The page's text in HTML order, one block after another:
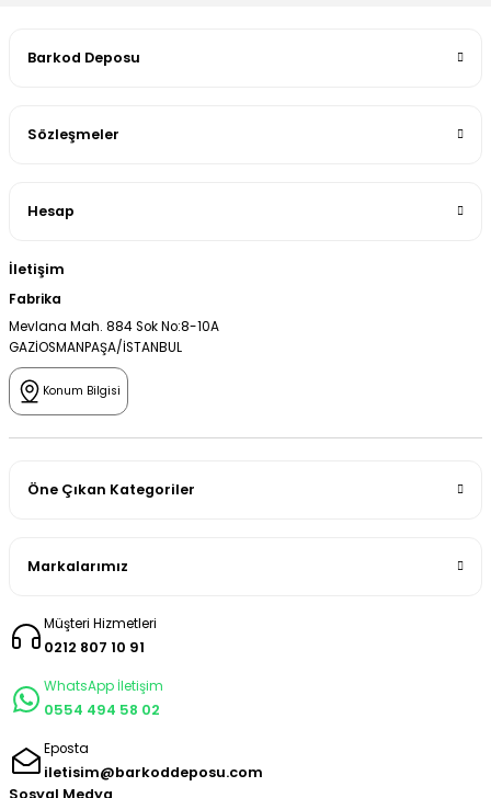
Barkod Deposu
Sözleşmeler
Hesap
İletişim
Fabrika
Mevlana Mah. 884 Sok No:8-10A
GAZİOSMANPAŞA/İSTANBUL
Konum Bilgisi
Öne Çıkan Kategoriler
Markalarımız
Müşteri Hizmetleri
0212 807 10 91
WhatsApp İletişim
0554 494 58 02
Eposta
iletisim@barkoddeposu.com
Sosyal Medya